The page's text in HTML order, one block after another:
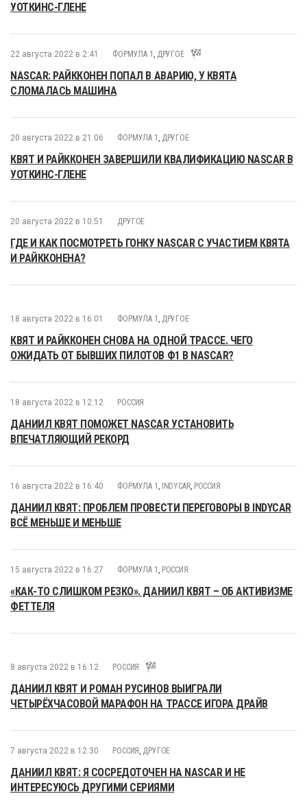
УОТКИНС-ГЛЕНЕ
22 августа 2022 в 2:41 ФОРМУЛА 1 , ДРУГОЕ
NASCAR: РАЙККОНЕН ПОПАЛ В АВАРИЮ, У КВЯТА
СЛОМАЛАСЬ МАШИНА
20 августа 2022 в 21:06 ФОРМУЛА 1 , ДРУГОЕ
КВЯТ И РАЙККОНЕН ЗАВЕРШИЛИ КВАЛИФИКАЦИЮ NASCAR В
УОТКИНС-ГЛЕНЕ
20 августа 2022 в 10:51 ДРУГОЕ
ГДЕ И КАК ПОСМОТРЕТЬ ГОНКУ NASCAR С УЧАСТИЕМ КВЯТА
И РАЙККОНЕНА?
18 августа 2022 в 16:01 ФОРМУЛА 1 , ДРУГОЕ
КВЯТ И РАЙККОНЕН СНОВА НА ОДНОЙ ТРАССЕ. ЧЕГО
ОЖИДАТЬ ОТ БЫВШИХ ПИЛОТОВ Ф1 В NASCAR?
18 августа 2022 в 12:12 РОССИЯ
ДАНИИЛ КВЯТ ПОМОЖЕТ NASCAR УСТАНОВИТЬ
ВПЕЧАТЛЯЮЩИЙ РЕКОРД
16 августа 2022 в 16:40 ФОРМУЛА 1 , INDYCAR, РОССИЯ
ДАНИИЛ КВЯТ: ПРОБЛЕМ ПРОВЕСТИ ПЕРЕГОВОРЫ В INDYCAR
ВСЁ МЕНЬШЕ И МЕНЬШЕ
15 августа 2022 в 16:27 ФОРМУЛА 1 , РОССИЯ
«КАК-ТО СЛИШКОМ РЕЗКО». ДАНИИЛ КВЯТ – ОБ АКТИВИЗМЕ
ФЕТТЕЛЯ
8 августа 2022 в 16:12 РОССИЯ
ДАНИИЛ КВЯТ И РОМАН РУСИНОВ ВЫИГРАЛИ
ЧЕТЫРЁХЧАСОВОЙ МАРАФОН НА ТРАССЕ ИГОРА ДРАЙВ
7 августа 2022 в 12:30 РОССИЯ , ДРУГОЕ
ДАНИИЛ КВЯТ: Я СОСРЕДОТОЧЕН НА NASCAR И НЕ
ИНТЕРЕСУЮСЬ ДРУГИМИ СЕРИЯМИ